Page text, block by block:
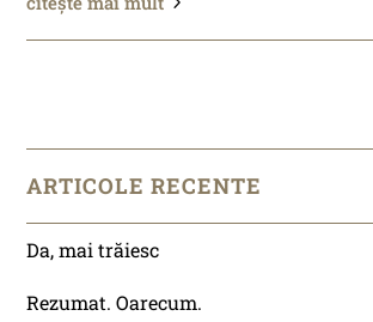
ARTICOLE RECENTE
Da, mai trăiesc
Rezumat. Oarecum.